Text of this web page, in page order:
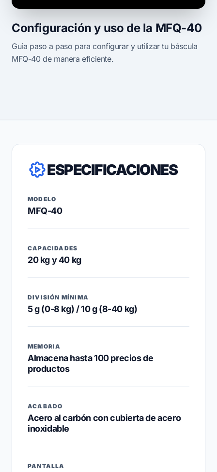
Configuración y uso de la MFQ-40
Guía paso a paso para configurar y utilizar tu báscula
MFQ-40 de manera eficiente.
ESPECIFICACIONES
MODELO
MFQ-40
CAPACIDADES
20 kg y 40 kg
DIVISIÓN MÍNIMA
5 g (0-8 kg) / 10 g (8-40 kg)
MEMORIA
Almacena hasta 100 precios de
productos
ACABADO
Acero al carbón con cubierta de acero
inoxidable
PANTALLA